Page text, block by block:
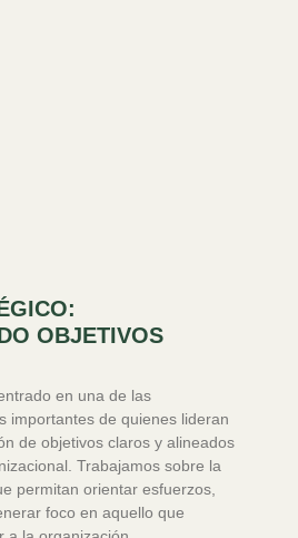
OBJETIVOS
en una de las
importantes de quienes lideran
de objetivos claros y alineados
Trabajamos sobre la
permitan orientar esfuerzos,
foco en aquello que